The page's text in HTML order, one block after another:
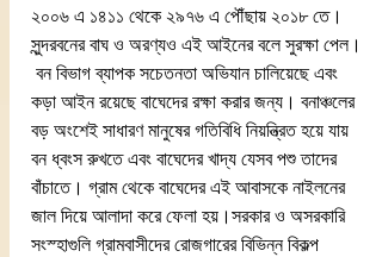
২০০৬ এ ১৪১১ থেকে ২৯৭৬ এ পৌঁছায় ২০১৮ তে।
সুন্দরবনের বাঘ ও অরণ্যও এই আইনের বলে সুরক্ষা পেল।
কড়া আইন রয়েছে বাঘেদের রক্ষা করার জন্য। বনাঞ্চলের
বড় অংশেই সাধারণ মানুষের গতিবিধি নিয়ন্ত্রিত হয়ে যায়
বন ধ্বংস রুখতে এবং বাঘেদের খাদ্য যেসব পশু তাদের
বাঁচাতে। গ্রাম থেকে বাঘেদের এই আবাসকে নাইলনের
জাল দিয়ে আলাদা করে ফেলা হয়।সরকার ও অসরকারি
সংস্হাগুলি গ্রামবাসীদের রোজগারের বিভিন্ন বিকল্প